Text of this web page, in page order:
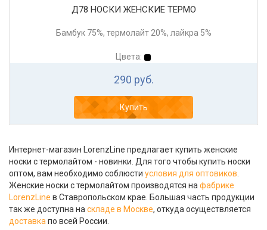
Д78 НОСКИ ЖЕНСКИЕ ТЕРМО
Бамбук 75%, термолайт 20%, лайкра 5%
Цвета:
290 руб.
Купить
Интернет-магазин LorenzLine предлагает купить женские
носки с термолайтом - новинки. Для того чтобы купить носки
оптом, вам необходимо соблюсти условия для оптовиков.
Женские носки с термолайтом производятся нафабрике
LorenzLine в Ставропольском крае. Большая часть продукции
так же доступна наскладе в Москве, откуда осуществляется
доставкапо всей России.